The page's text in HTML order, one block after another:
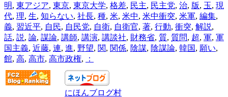
明, 東アジア, 東京, 東京大学, 格差, 民主, 民主党, 治, 版, 玉, 現
代, 理, 生, 知らない, 社長, 種, 米, 米中, 米中衝突, 米軍, 編集,
義, 習近平, 自民, 自民党, 自衛, 自衛官, 著, 行動, 衝突, 解説,
話, 説, 論, 謀論, 講師, 講演, 講談社, 財務省, 質, 質問, 超, 軍, 軍
国主義, 近藤, 連, 進, 野望, 関, 関係, 陰謀, 陰謀論, 韓国, 願い,
館, 高, 高市, 高市政権, ：
にほんブログ村